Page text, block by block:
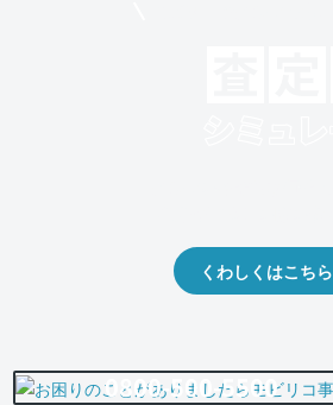
くわしくはこちら
0800-500-5500